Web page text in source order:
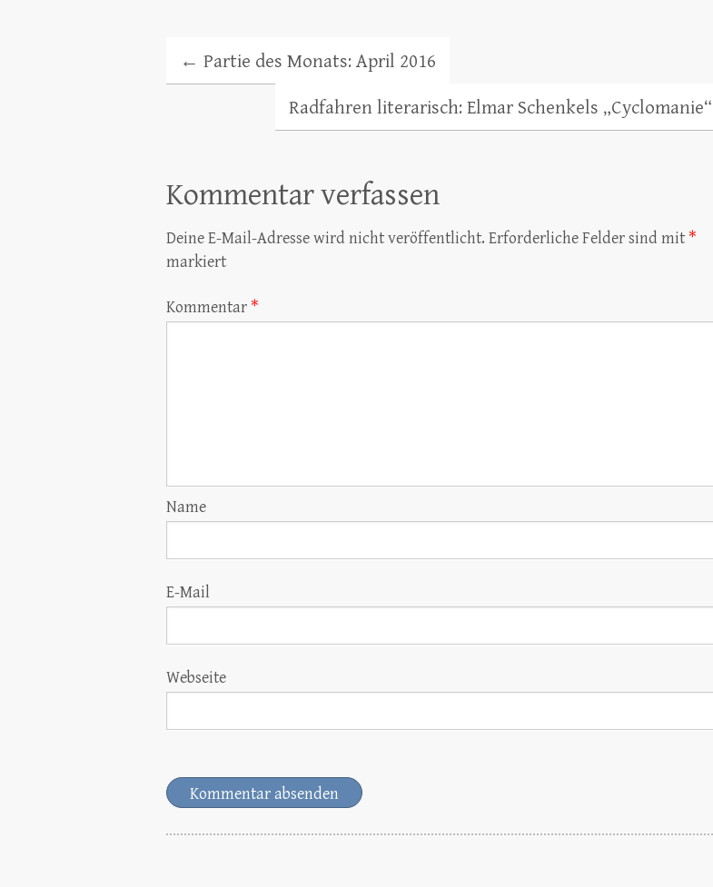
← Partie des Monats: April 2016
Radfahren literarisch: Elmar Schenkels „Cyclomanie“
Kommentar verfassen
Deine E-Mail-Adresse wird nicht veröffentlicht. Erforderliche Felder sind mit *
markiert
Kommentar *
Name
E-Mail
Webseite